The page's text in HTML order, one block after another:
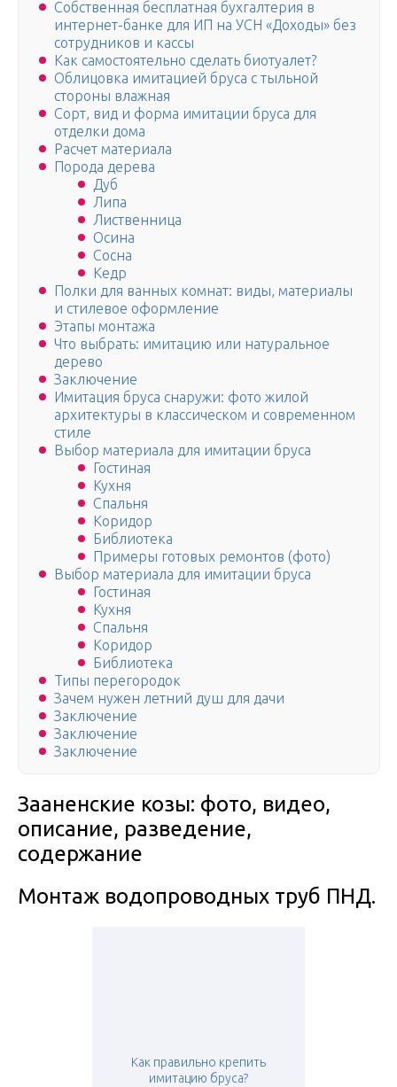
Собственная бесплатная бухгалтерия в
интернет-банке для ИП на УСН «Доходы» без
сотрудников и кассы
Как самостоятельно сделать биотуалет?
Облицовка имитацией бруса с тыльной
стороны влажная
Сорт, вид и форма имитации бруса для
отделки дома
Расчет материала
Порода дерева
Дуб
Липа
Лиственница
Осина
Сосна
Кедр
Полки для ванных комнат: виды, материалы
и стилевое оформление
Этапы монтажа
Что выбрать: имитацию или натуральное
дерево
Заключение
Имитация бруса снаружи: фото жилой
архитектуры в классическом и современном
стиле
Выбор материала для имитации бруса
Гостиная
Кухня
Спальня
Коридор
Библиотека
Примеры готовых ремонтов (фото)
Выбор материала для имитации бруса
Гостиная
Кухня
Спальня
Коридор
Библиотека
Типы перегородок
Зачем нужен летний душ для дачи
Заключение
Заключение
Заключение
Зааненские козы: фото, видео,
описание, разведение,
содержание
Монтаж водопроводных труб ПНД.
Как правильно крепить
имитацию бруса?